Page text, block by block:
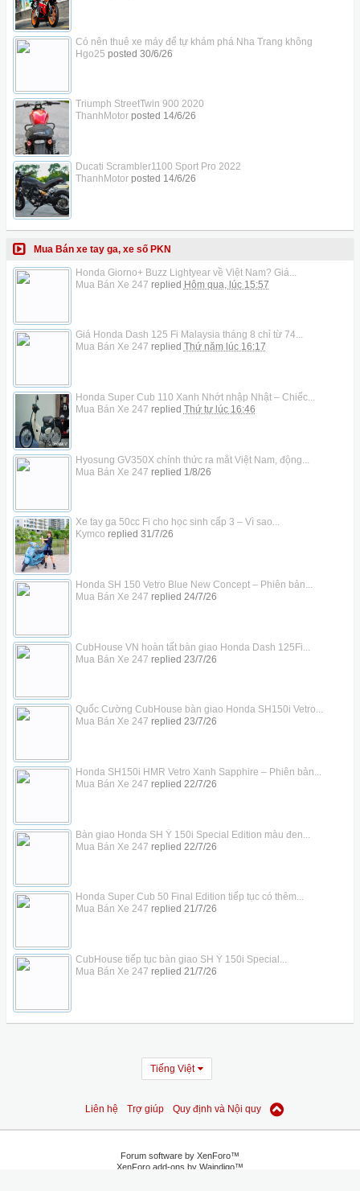
Có nên thuê xe máy để tự khám phá Nha Trang không
Hgo25 posted 30/6/26
Triumph StreetTwin 900 2020
ThanhMotorposted 14/6/26
Ducati Scrambler1100 Sport Pro 2022
ThanhMotorposted 14/6/26
Mua Bán xe tay ga, xe số PKN
Honda Giorno+ Buzz Lightyear về Việt Nam? Giá...
Mua Bán Xe 247 replied Hôm qua, lúc 15:57
Giá Honda Dash 125 Fi Malaysia tháng 8 chỉ từ 74...
Mua Bán Xe 247 replied Thứ năm lúc 16:17
Honda Super Cub 110 Xanh Nhớt nhập Nhật – Chiếc...
Mua Bán Xe 247 replied Thứ tư lúc 16:46
Hyosung GV350X chính thức ra mắt Việt Nam, động...
Mua Bán Xe 247 replied 1/8/26
Xe tay ga 50cc Fi cho học sinh cấp 3 – Vì sao...
Kymco replied 31/7/26
Honda SH 150 Vetro Blue New Concept – Phiên bản...
Mua Bán Xe 247 replied 24/7/26
CubHouse VN hoàn tất bàn giao Honda Dash 125Fi...
Mua Bán Xe 247 replied 23/7/26
Quốc Cường CubHouse bàn giao Honda SH150i Vetro...
Mua Bán Xe 247 replied 23/7/26
Honda SH150i HMR Vetro Xanh Sapphire – Phiên bản...
Mua Bán Xe 247 replied 22/7/26
Bàn giao Honda SH Ý 150i Special Edition màu đen...
Mua Bán Xe 247 replied 22/7/26
Honda Super Cub 50 Final Edition tiếp tục có thêm...
Mua Bán Xe 247 replied 21/7/26
CubHouse tiếp tục bàn giao SH Ý 150i Special...
Mua Bán Xe 247 replied 21/7/26
Tiếng Việt
Liên hệ Trợ giúp Quy định và Nội quy
Forum software by XenForo™
XenForo add-ons by Waindigo™